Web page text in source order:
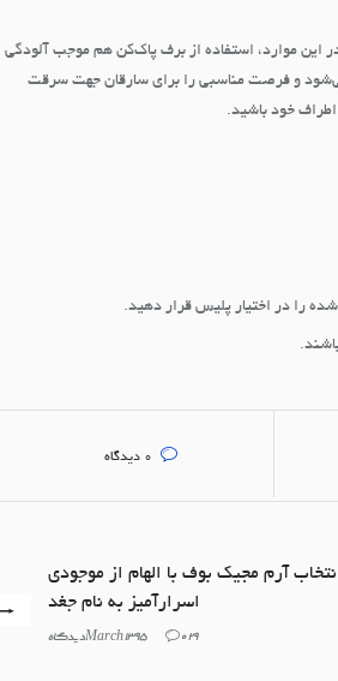
موارد، استفاده از برف پاک‌کن هم موجب آلودگی
و فرصت مناسبی را برای سارقان جهت سرقت
خود باشید.
را در اختیار پلیس قرار دهید.
0 دیدگاه
آرم مجیک بوف با الهام از موجودی
اسرارآمیز به نام جغد
29 March 13950دیدگاه